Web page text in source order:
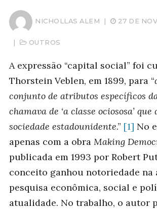
NICHOLLAS ALEM | 27 DE
| OUTROS
A expressão “capital social” foi
Thorstein Veblen, em 1899, para “
conjunto de atributos específicos
chamava de ‘a classe ociososa’
sociedade estadounidente.” [1] No
apenas com a obra Making
publicada em 1993 por Robert
conceito ganhou notoriedade na
pesquisa econômica, social e
atualidade. No trabalho, o autor